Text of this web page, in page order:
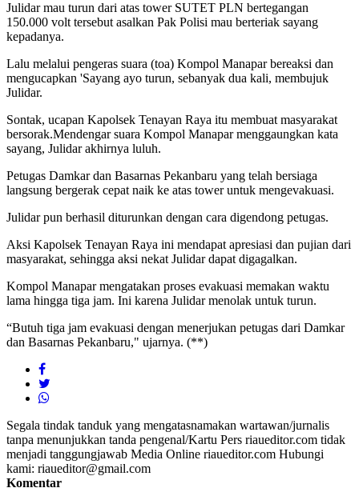
Julidar mau turun dari atas tower SUTET PLN bertegangan
150.000 volt tersebut asalkan Pak Polisi mau berteriak sayang
kepadanya.
Lalu melalui pengeras suara (toa) Kompol Manapar bereaksi dan
mengucapkan 'Sayang ayo turun, sebanyak dua kali, membujuk
Julidar.
Sontak, ucapan Kapolsek Tenayan Raya itu membuat masyarakat
bersorak.Mendengar suara Kompol Manapar menggaungkan kata
sayang, Julidar akhirnya luluh.
Petugas Damkar dan Basarnas Pekanbaru yang telah bersiaga
langsung bergerak cepat naik ke atas tower untuk mengevakuasi.
Julidar pun berhasil diturunkan dengan cara digendong petugas.
Aksi Kapolsek Tenayan Raya ini mendapat apresiasi dan pujian dari
masyarakat, sehingga aksi nekat Julidar dapat digagalkan.
Kompol Manapar mengatakan proses evakuasi memakan waktu
lama hingga tiga jam. Ini karena Julidar menolak untuk turun.
“Butuh tiga jam evakuasi dengan menerjukan petugas dari Damkar
dan Basarnas Pekanbaru," ujarnya. (**)
Segala tindak tanduk yang mengatasnamakan wartawan/jurnalis
tanpa menunjukkan tanda pengenal/Kartu Pers riaueditor.com tidak
menjadi tanggungjawab Media Online riaueditor.com Hubungi
kami: riaueditor@gmail.com
Komentar